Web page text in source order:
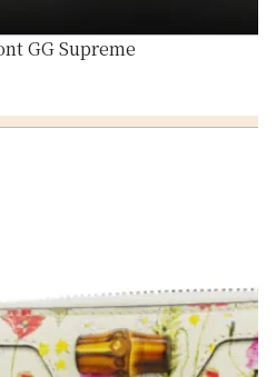
GG Supreme